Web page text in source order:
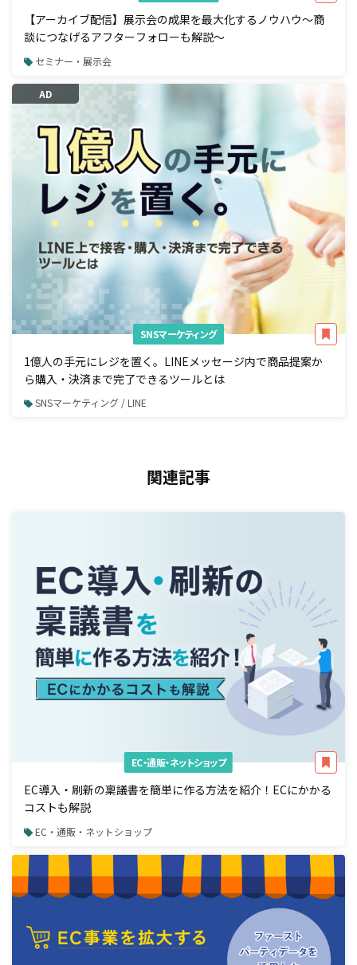
【アーカイブ配信】展示会の成果を最大化するノウハウ～商
談につなげるアフターフォローも解説～
セミナー・展示会
AD
SNSマーケティング
1億人の手元にレジを置く。LINEメッセージ内で商品提案か
ら購入・決済まで完了できるツールとは
SNSマーケティング / LINE
関連記事
EC・通販・ネットショップ
EC導入・刷新の稟議書を簡単に作る方法を紹介！ECにかかる
コストも解説
EC・通販・ネットショップ